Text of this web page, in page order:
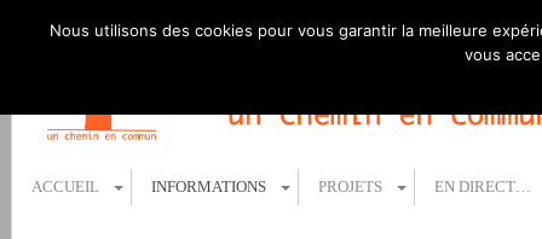
ACCUEIL INFORMATIONS PROJETS EN DIRECT…
Nous utilisons des cookies pour vous garantir la meilleure
vous